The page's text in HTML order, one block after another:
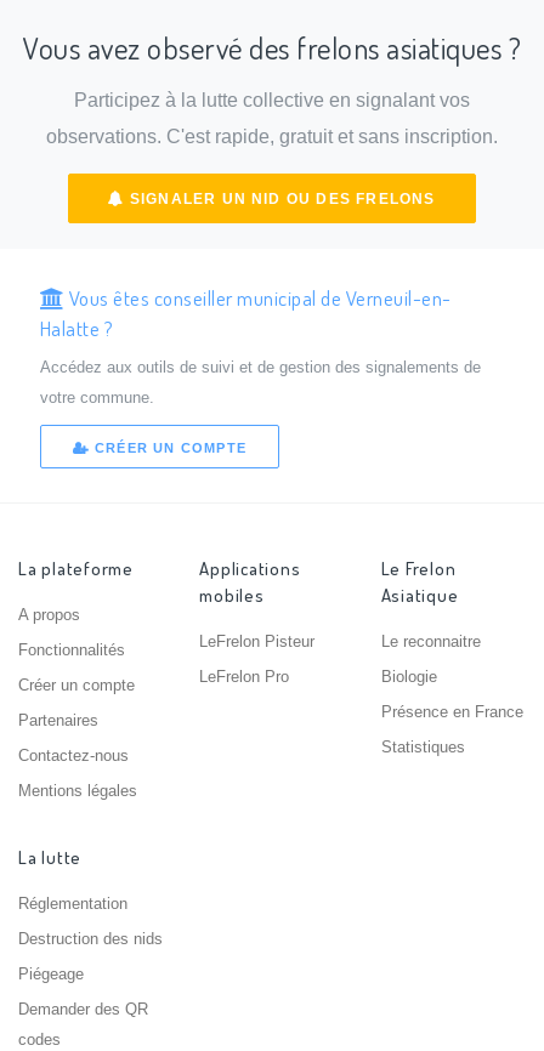
Vous avez observé des frelons asiatiques ?
Participez à la lutte collective en signalant vos
observations. C'est rapide, gratuit et sans inscription.
SIGNALER UN NID OU DES FRELONS
Vous êtes conseiller municipal de Verneuil-en-
Halatte ?
Accédez aux outils de suivi et de gestion des signalements de
votre commune.
CRÉER UN COMPTE
La plateforme
A propos
Fonctionnalités
Créer un compte
Partenaires
Contactez-nous
Mentions légales
Applications
mobiles
LeFrelon Pisteur
LeFrelon Pro
Le Frelon
Asiatique
Le reconnaitre
Biologie
Présence en France
Statistiques
La lutte
Réglementation
Destruction des nids
Piégeage
Demander des QR
codes